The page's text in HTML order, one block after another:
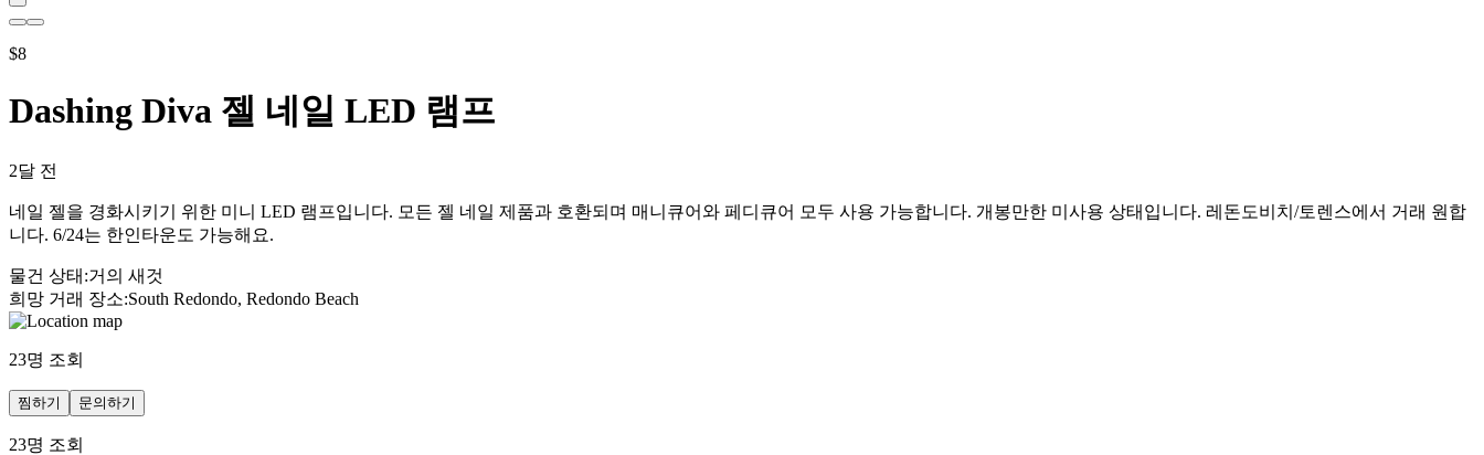
$8
Dashing Diva 젤 네일 LED 램프
2달 전
네일 젤을 경화시키기 위한 미니 LED 램프입니다. 모든 젤 네일 제품과 호환되며 매니큐어와 페디큐어 모두 사용 가능합니다. 개봉만한 미사용 상태입니다. 레돈도비치/토렌스에서 거래 원합
니다. 6/24는 한인타운도 가능해요.
물건 상태 :거의 새것
희망 거래 장소:South Redondo, Redondo Beach
23명 조회
찜하기 문의하기
23명 조회